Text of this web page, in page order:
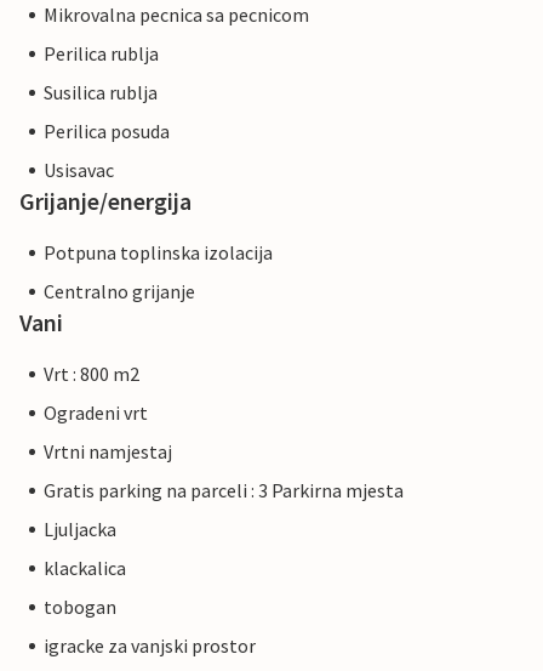
Mikrovalna pecnica sa pecnicom
Perilica rublja
Susilica rublja
Perilica posuda
Usisavac
Grijanje/energija
Potpuna toplinska izolacija
Centralno grijanje
Vani
Vrt : 800 m2
Ogradeni vrt
Vrtni namjestaj
Gratis parking na parceli : 3 Parkirna mjesta
Ljuljacka
klackalica
tobogan
igracke za vanjski prostor